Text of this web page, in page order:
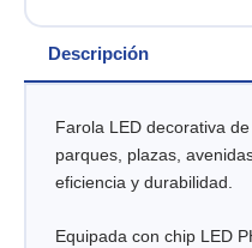
Descripción
Farola LED decorativa
parques, plazas,
eficiencia y durabilidad.
Equipada con chip LED